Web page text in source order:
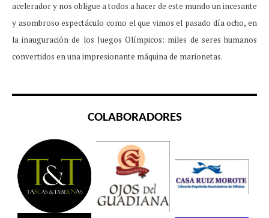
acelerador y nos obligue a todos a hacer de este mundo un incesante
y asombroso espectáculo como el que vimos el pasado día ocho, en
la inauguración de los Juegos Olímpicos: miles de seres humanos
convertidos en una impresionante máquina de marionetas.
COLABORADORES